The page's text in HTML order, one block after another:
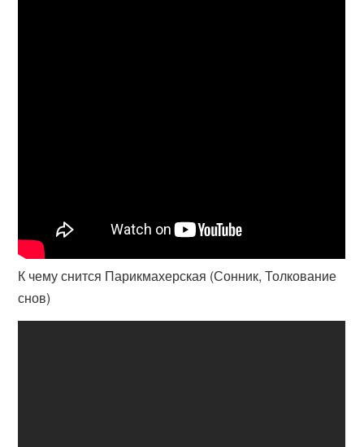
К чему снится Парикмахерская (Сонник, Толкование
снов)